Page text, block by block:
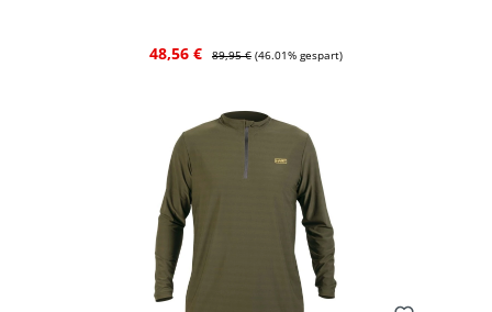
Verkaufspreis:
48,56 € Regulärer Preis:
89,95 € (46.01% gespart)